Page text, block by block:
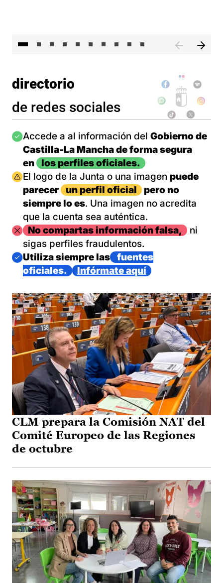
directorio
de redes sociales
Imagen
Accede a al información del Gobierno de
Castilla-La Mancha de forma segura
en
los perfiles oficiales.
Imagen
El logo de la Junta o una imagen puede
parecer
un perfil oficial
pero no
siempre lo es. Una imagen no acredita
que la cuenta sea auténtica.
ImagenNo compartas información falsa,
ni
sigas perfiles fraudulentos.
Imagen
Utiliza siempre las
fuentes
oficiales.
Infórmate aquí
CLM prepara la Comisión NAT del
Comité Europeo de las Regiones
de octubre